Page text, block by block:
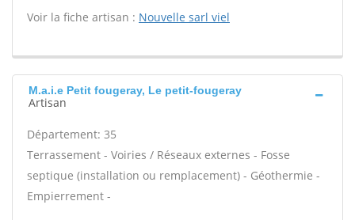
Voir la fiche artisan : Nouvelle sarl viel
M.a.i.e Petit fougeray, Le petit-fougeray
Artisan
Département: 35
Terrassement - Voiries / Réseaux externes - Fosse
septique (installation ou remplacement) - Géothermie -
Empierrement -